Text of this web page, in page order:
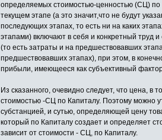
определяемых стоимостью-ценностью (СЦ) по
текущем этапе (а это значит,что не будут
последующих этапах, то есть ни на каких
этапами) включают в себя и конкретный труд
(то есть затраты и на предшествовавших
предшествовавших этапах), при этом, в
прибыли, имеющееся как субъективный
Из сказанного, очевидно следует, что цена,
стоимостью -СЦ по Капиталу. Поэтому можно
субстанцией, и сутью, определяющей цену
который по Капиталу создает и определяет
зависит от стоимости - СЦ, по Капиталу.